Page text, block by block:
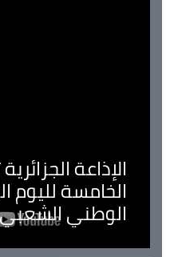
الإذاعة
الخامسة لليوم
الوطني الشعبي